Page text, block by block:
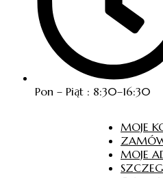
Pon – Piąt : 8:30–16:30
MOJE
MOJE